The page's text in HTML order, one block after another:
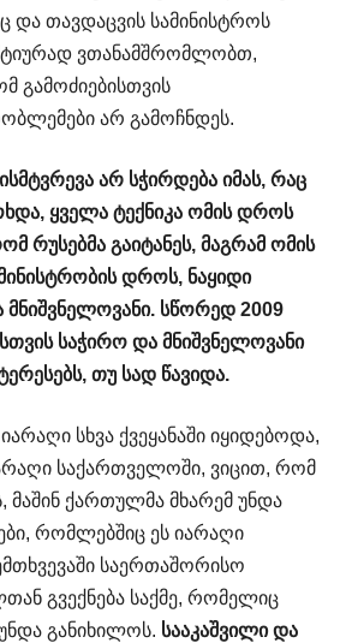
და თავდაცვის სამინისტროს
ვთანამშრომლობთ,
გამოძიებისთვის
არ გამოჩნდეს.
არ სჭირდება იმას, რაც
, ყველა ტექნიკა ომის დროს
რუსებმა გაიტანეს, მაგრამ ომის
დროს, ნაყიდი
მნიშვნელოვანი. სწორედ 2009
საჭირო და მნიშვნელოვანი
, თუ სად წავიდა.
სხვა ქვეყანაში იყიდებოდა,
საქართველოში, ვიცით, რომ
ქართულმა მხარემ უნდა
რომლებშიც ეს იარაღი
საერთაშორისო
გვექნება საქმე, რომელიც
განიხილოს. სააკაშვილი და